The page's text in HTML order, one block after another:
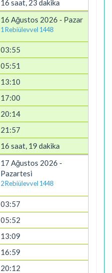
16 saat, 23 dakika
16 Ağustos 2026 - Pazar
1 Rebiülevvel 1448
03:55
05:51
13:10
17:00
20:14
21:57
16 saat, 19 dakika
17 Ağustos 2026 -
Pazartesi
2 Rebiülevvel 1448
03:57
05:52
13:09
16:59
20:12